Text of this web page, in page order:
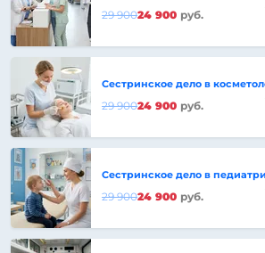
29 90024 900 руб.
Сестринское дело в
29 90024 900 руб.
Сестринское дело в
29 90024 900 руб.